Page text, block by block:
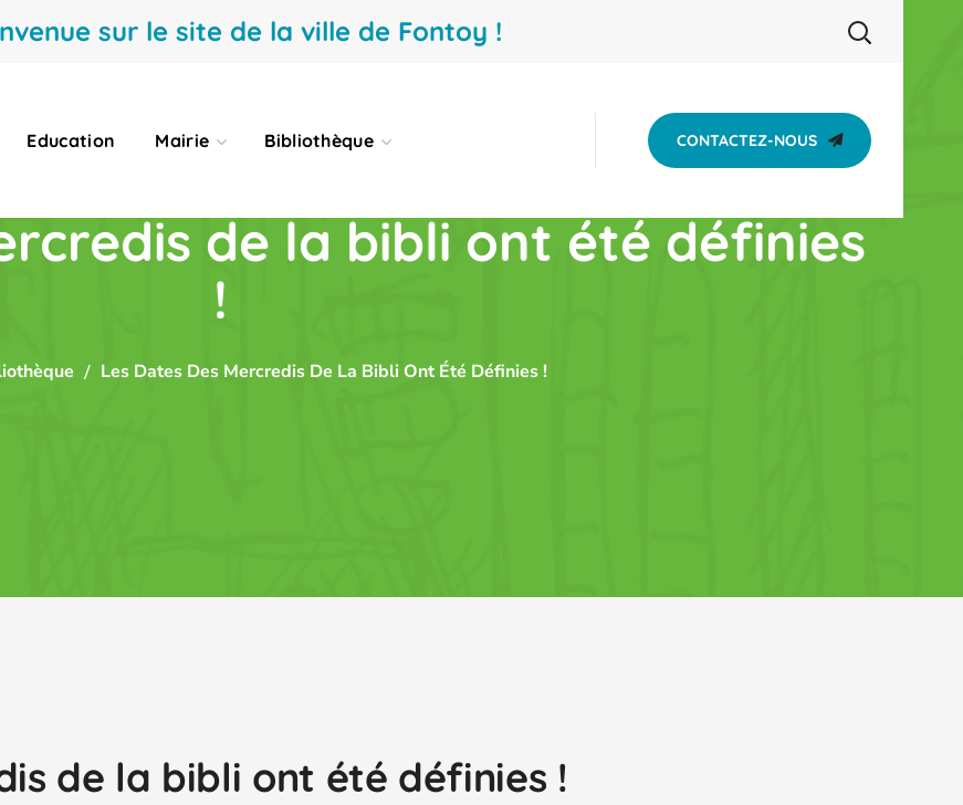
sur le site de la ville de Fontoy !
Education Mairie Bibliothèque CONTACTEZ-NOUS
de la bibli ont été définies
!
Les Dates Des Mercredis De La Bibli Ont Été Définies !
de la bibli ont été définies !